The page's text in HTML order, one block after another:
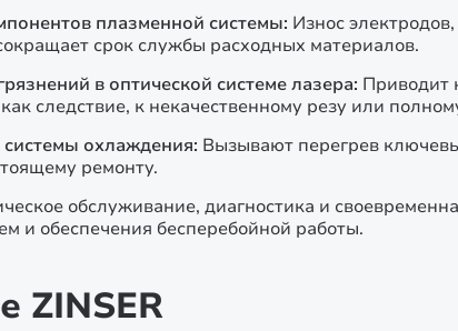
плазменной системы: Износ
срок службы расходных материалов.
в оптической системе лазера: Приводит
следствие, к некачественному резу или
охлаждения: Вызывают перегрев
ремонту.
обслуживание, диагностика и
и обеспечения бесперебойной работы.
ZINSER